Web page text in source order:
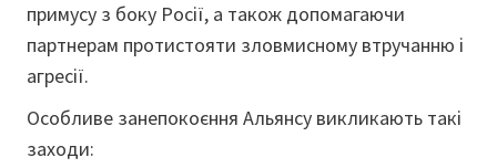
примусу з боку Росії, а також допомагаючи
партнерам протистояти зловмисному втручанню і
агресії.
Особливе занепокоєння Альянсу викликають такі
заходи: